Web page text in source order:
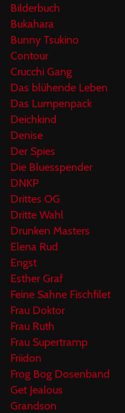
Bilderbuch
Bukahara
Bunny Tsukino
Contour
Crucchi Gang
Das blühende Leben
Das Lumpenpack
Deichkind
Denise
Der Spies
Die Bluesspender
DNKP
Drittes OG
Dritte Wahl
Drunken Masters
Elena Rud
Engst
Esther Graf
Feine Sahne Fischfilet
Frau Doktor
Frau Ruth
Frau Supertramp
Friidon
Frog Bog Dosenband
Get Jealous
Grandson